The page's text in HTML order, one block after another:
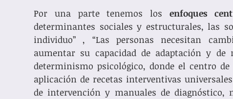
Por una parte tenemos los enfoques
determinantes sociales y estructurales, las
individuo” , “Las personas necesitan
aumentar su capacidad de adaptación y
determinismo psicológico, donde el centro
aplicación de recetas interventivas
de intervención y manuales de diagnóstico,